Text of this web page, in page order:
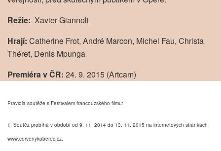
Režie: Xavier Giannoli
Hrají: Catherine Frot, André Marcon, Michel Fau, Christa
Théret, Denis Mpunga
Premiéra v ČR: 24. 9. 2015 (Artcam)
Pravidla soutěže s Festivalem francouzského filmu:
1. Soutěž probíhá v období od 9. 11. 2014 do 13. 11. 2015 na internetových stránkách
www.cervenykoberec.cz.